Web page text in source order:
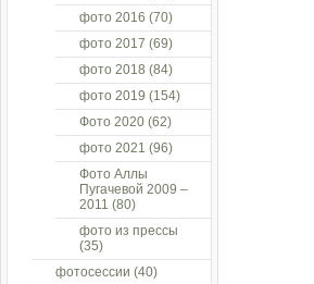
фото 2016 (70)
фото 2017 (69)
фото 2018 (84)
фото 2019 (154)
Фото 2020 (62)
фото 2021 (96)
Фото Аллы
Пугачевой 2009 –
2011 (80)
фото из прессы
(35)
фотосессии (40)